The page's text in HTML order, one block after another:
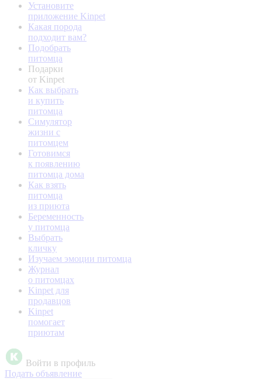
Установите
приложение Kinpet
Какая порода
подходит вам?
Подобрать
питомца
Подарки
от Kinpet
Как выбрать
и купить
питомца
Симулятор
жизни с
питомцем
Готовимся
к появлению
питомца дома
Как взять
питомца
из приюта
Беременность
у питомца
Выбрать
кличку
Изучаем эмоции питомца
Журнал
о питомцах
Kinpet для
продавцов
Kinpet
помогает
приютам
Войти в профиль
Подать объявление